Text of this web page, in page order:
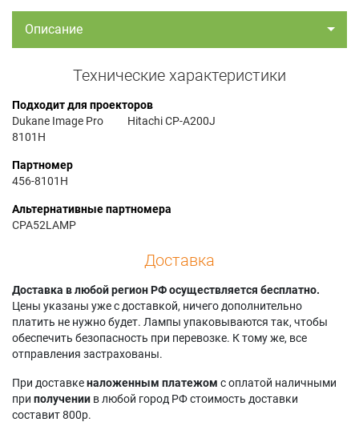
Описание
Технические характеристики
Подходит для проекторов
Dukane Image Pro
8101H
Hitachi CP-A200J
Партномер
456-8101H
Альтернативные партномера
CPA52LAMP
Доставка
Доставка в любой регион РФ осуществляется бесплатно.
Цены указаны уже с доставкой, ничего дополнительно
платить не нужно будет. Лампы упаковываются так, чтобы
обеспечить безопасность при перевозке. К тому же, все
отправления застрахованы.
При доставкеналоженным платежом с оплатой наличными
при получении в любой город РФ стоимость доставки
составит 800р.